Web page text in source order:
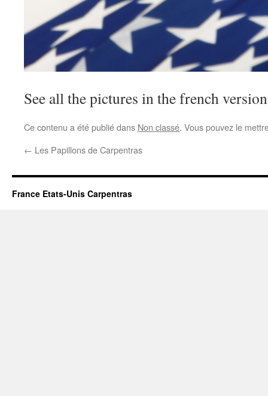
See all the pictures in the french
Ce contenu a été publié dans Non classé. Vous pouvez le
← Les Papillons de Carpentras
France Etats-Unis Carpentras